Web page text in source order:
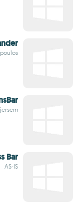
Bar
AS-IS